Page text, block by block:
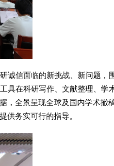
信面临的新挑战、新问题，
在科研写作、文献整理、学
，全景呈现全球及国内学术撤
供务实可行的指导。